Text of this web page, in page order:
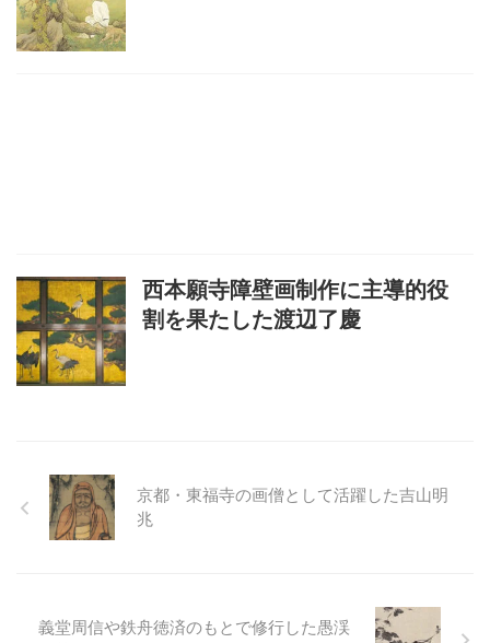
西本願寺障壁画制作に主導的役
割を果たした渡辺了慶
京都・東福寺の画僧として活躍した吉山明
兆
義堂周信や鉄舟徳済のもとで修行した愚渓